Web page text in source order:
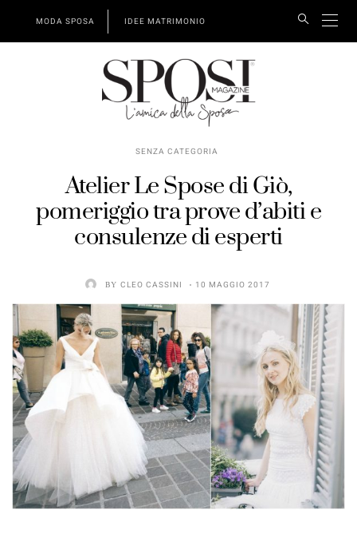
MODA SPOSA IDEE MATRIMONIO
SENZA CATEGORIA
Atelier Le Spose di Giò,
pomeriggio tra prove d’abiti e
consulenze di esperti
BY CLEO CASSINI 10 MAGGIO 2017